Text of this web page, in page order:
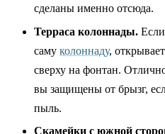
сделаны именно отсюда.
Терраса колоннады.
саму колоннаду,
сверху на фонтан.
вы защищены от брызг,
пыль.
Скамейки с южной